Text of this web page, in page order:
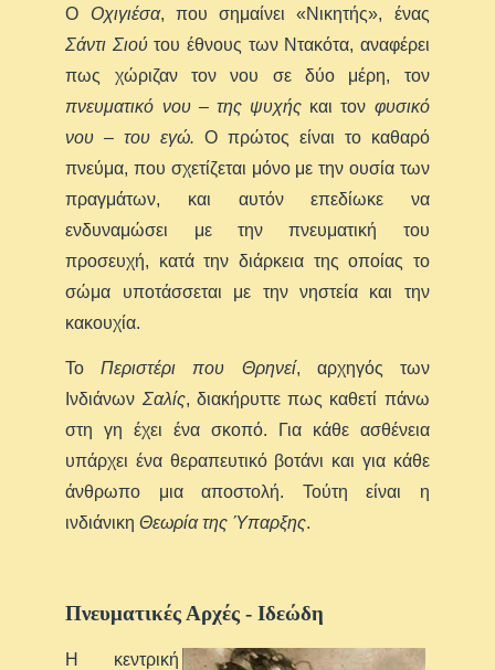
Ο Οχιγιέσα, που σημαίνει «Νικητής», ένας
Σάντι Σιούτου έθνους των Ντακότα, αναφέρει
πως χώριζαν τον νου σε δύο μέρη, τον
πνευματικό νου – της ψυχής και τον φυσικό
νου – του εγώ. Ο πρώτος είναι το καθαρό
πνεύμα, που σχετίζεται μόνο με την ουσία των
πραγμάτων, και αυτόν επεδίωκε να
ενδυναμώσει με την πνευματική του
προσευχή, κατά την διάρκεια της οποίας το
σώμα υποτάσσεται με την νηστεία και την
κακουχία.
ΤοΠεριστέρι που Θρηνεί, αρχηγός των
Ινδιάνων Σαλίς, διακήρυττε πως καθετί πάνω
στη γη έχει ένα σκοπό. Για κάθε ασθένεια
υπάρχει ένα θεραπευτικό βοτάνι και για κάθε
άνθρωπο μια αποστολή. Τούτη είναι η
ινδιάνικηΘεωρία της Ύπαρξης.
Πνευματικές Αρχές - Ιδεώδη
Η κεντρική